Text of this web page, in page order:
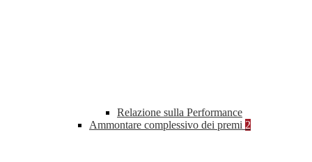
Relazione sulla Performance
Ammontare complessivo dei premi 2